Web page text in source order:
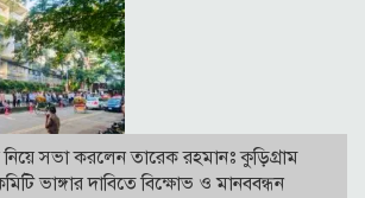
সভা করলেন তারেক রহমানঃ কুড়িগ্রাম
ভাঙ্গার দাবিতে বিক্ষোভ ও মানববন্ধন